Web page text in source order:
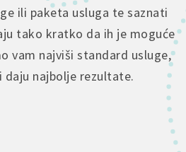
ili paketa usluga te saznati
tako kratko da ih je moguće
vam najviši standard usluge,
najbolje rezultate.